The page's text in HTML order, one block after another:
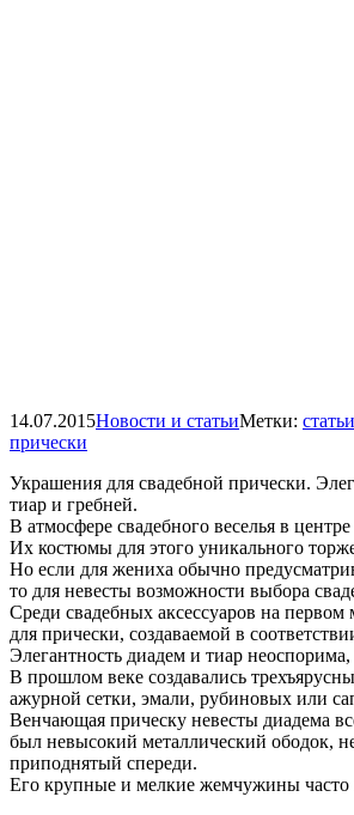
14.07.2015Новости и статьиМетки: статьи
прически
Украшения для свадебной прически.
тиар и гребней.
В атмосфере свадебного веселья в
Их костюмы для этого уникального
Но если для жениха обычно
то для невесты возможности выбора
Среди свадебных аксессуаров на
для прически, создаваемой в
Элегантность диадем и тиар
В прошлом веке создавались
ажурной сетки, эмали, рубиновых или
Венчающая прическу невесты диадема
был невысокий металлический ободок,
приподнятый спереди.
Его крупные и мелкие жемчужины